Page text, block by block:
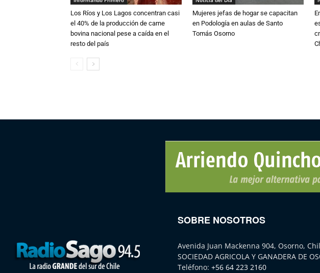
Los Ríos y Los Lagos concentran casi
el 40% de la producción de carne
bovina nacional pese a caída en el
resto del país
Mujeres jefas de hogar se capacitan
en Podología en aulas de Santo
Tomás Osorno
SOBRE NOSOTROS
Avenida Juan Mackenna 904, Osorno,
SOCIEDAD AGRICOLA Y GANADERA DE
Teléfono: +56 64 223 2160